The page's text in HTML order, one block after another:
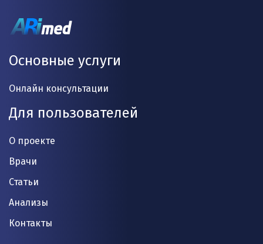
Основные услуги
Онлайн консультации
Для пользователей
О проекте
Врачи
Статьи
Анализы
Контакты